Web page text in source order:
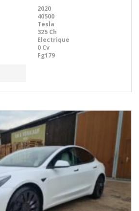
2020
40500
Tesla
325 Ch
Electrique
0 Cv
Fg179